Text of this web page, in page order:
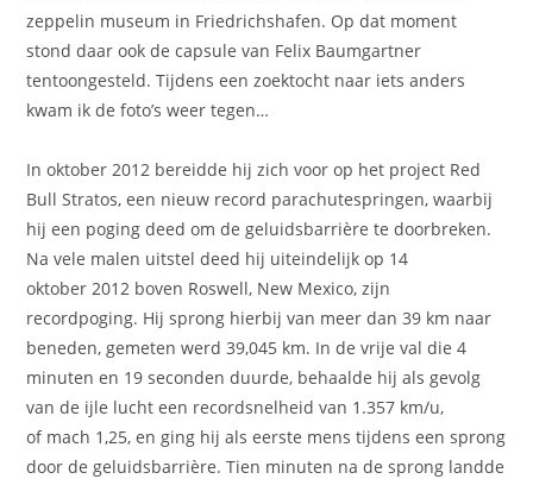
zeppelin museum in Friedrichshafen. Op dat moment
stond daar ook de capsule van Felix Baumgartner
tentoongesteld. Tijdens een zoektocht naar iets anders
kwam ik de foto’s weer tegen…
In oktober 2012 bereidde hij zich voor op het project Red
Bull Stratos, een nieuw record parachutespringen, waarbij
hij een poging deed om de geluidsbarrière te doorbreken.
Na vele malen uitstel deed hij uiteindelijk op 14
oktober 2012 boven Roswell, New Mexico, zijn
recordpoging. Hij sprong hierbij van meer dan 39 km naar
beneden, gemeten werd 39,045 km. In de vrije val die 4
minuten en 19 seconden duurde, behaalde hij als gevolg
van de ijle lucht een recordsnelheid van 1.357 km/u,
of mach 1,25, en ging hij als eerste mens tijdens een sprong
door de geluidsbarrière. Tien minuten na de sprong landde